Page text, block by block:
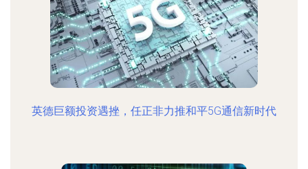
英德巨额投资遇挫，任正非力推和平5G通信新时代